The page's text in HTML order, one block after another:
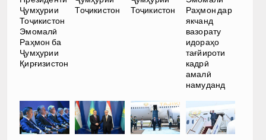
Ҷумҳурии
Тоҷикистон
Эмомалӣ
Раҳмон ба
Ҷумҳурии
Қирғизистон
Тоҷикистон
Тоҷикистон
Раҳмон дар
якчанд
вазорату
идораҳо
тағйироти
кадрӣ
амалӣ
намуданд